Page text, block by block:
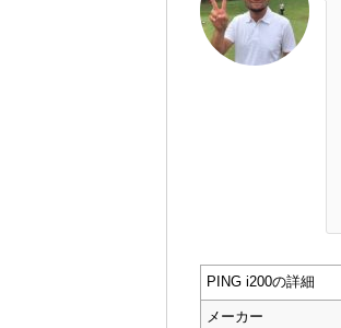
PING i200の詳細
メーカー